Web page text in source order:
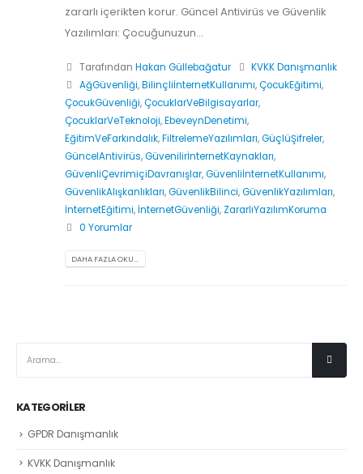
zararlı içerikten korur. Güncel Antivirüs ve Güvenlik
Yazılımları: Çocuğunuzun...
Tarafından Hakan Güllebağatur
KVKK Danışmanlık
AğGüvenliği,BilinçliİnternetKullanımı,ÇocukEğitimi,
ÇocukGüvenliği,ÇocuklarVeBilgisayarlar,
ÇocuklarVeTeknoloji,EbeveynDenetimi,
EğitimVeFarkındalık,FiltrelemeYazılımları,GüçlüŞifreler,
GüncelAntivirüs,GüvenilirİnternetKaynakları,
GüvenliÇevrimiçiDavranışlar,GüvenliİnternetKullanımı,
GüvenlikAlışkanlıkları,GüvenlikBilinci,GüvenlikYazılımları,
İnternetEğitimi,İnternetGüvenliği, ZararlıYazılımKoruma
0 Yorumlar
DAHA FAZLA OKU...
KATEGORILER
GPDR Danışmanlık
KVKK Danışmanlık